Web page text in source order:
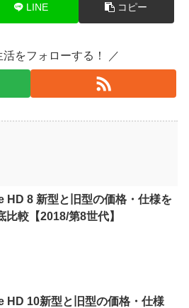
LINE コピー
活をフォローする！ ／
HD 8 新型と旧型の価格・仕様を
比較【2018/第8世代】
HD 10新型と旧型の価格・仕様